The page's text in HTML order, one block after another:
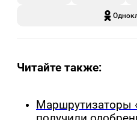
Читайте также:
Маршрутизаторы